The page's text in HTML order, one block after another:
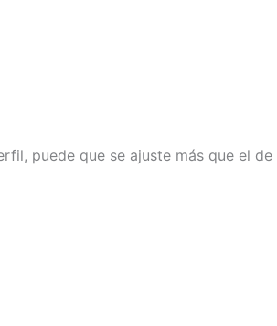
puede que se ajuste más que el